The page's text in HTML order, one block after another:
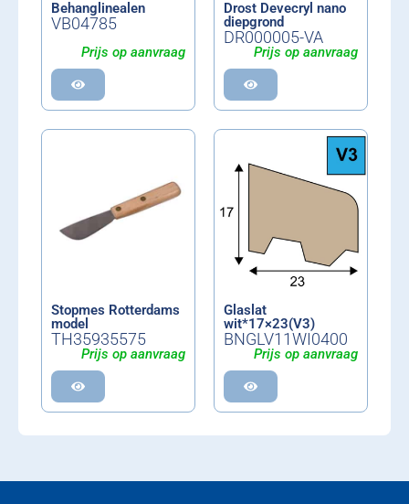
Behanglinealen
VB04785
Prijs op aanvraag
Drost Devecryl nano
diepgrond
DR000005-VA
Prijs op aanvraag
Stopmes Rotterdams
model
TH35935575
Prijs op aanvraag
Glaslat
wit*17×23(V3)
BNGLV11WI0400
Prijs op aanvraag